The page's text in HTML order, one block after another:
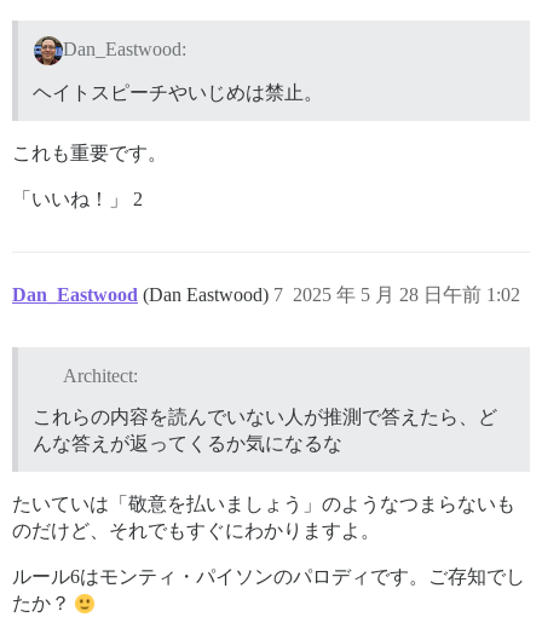
Dan_Eastwood:
ヘイトスピーチやいじめは禁止。
これも重要です。
「いいね！」 2
Dan_Eastwood (Dan Eastwood) 2025 年 5 月 28 日午前 1:02
7
Architect:
これらの内容を読んでいない人が推測で答えたら、ど
んな答えが返ってくるか気になるな
たいていは「敬意を払いましょう」のようなつまらないも
のだけど、それでもすぐにわかりますよ。
ルール6はモンティ・パイソンのパロディです。ご存知でし
たか？